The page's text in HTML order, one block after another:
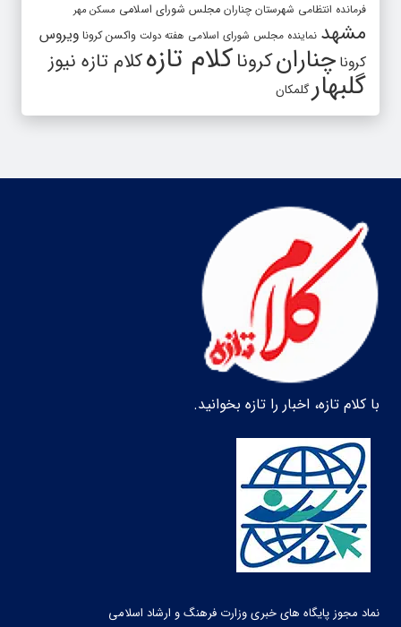
فرمانده انتظامی شهرستان چناران مجلس شورای اسلامی مسکن مهر
مشهد نماینده مجلس شورای اسلامی هفته دولت واکسن کرونا ویروس
کرونا چنارانکروناکلام تازهکلام تازه نیوز
گلبهارگلمکان
با کلام تازه، اخبار را تازه بخوانید.
نماد مجوز پایگاه های خبری وزارت فرهنگ و ارشاد اسلامی